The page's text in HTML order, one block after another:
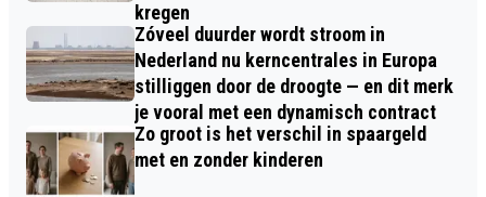
kregen
Zóveel duurder wordt stroom in
Nederland nu kerncentrales in Europa
stilliggen door de droogte — en dit merk
je vooral met een dynamisch contract
Zo groot is het verschil in spaargeld
met en zonder kinderen